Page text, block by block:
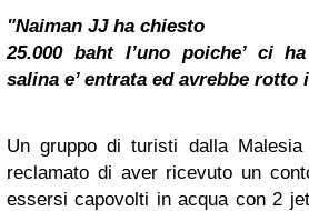
"Naiman JJ ha chiesto
25.000 baht l’uno poiche’ ci
salina e’ entrata ed avrebbe rotto
Un gruppo di turisti dalla Malesia
reclamato di aver ricevuto un
essersi capovolti in acqua con 2